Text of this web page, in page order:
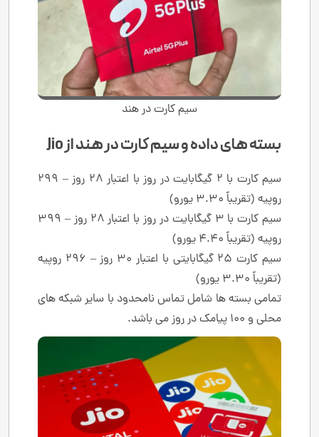
سیم کارت در هند
بسته های داده و سیم کارت در هند از Jio
سیم کارت با 2 گیگابایت در روز با اعتبار 28 روز – 299
روپیه (تقریباً 3.30 یورو)
سیم کارت با 3 گیگابایت در روز با اعتبار 28 روز – 399
روپیه (تقریباً 4.40 یورو)
سیم کارت 25 گیگابایتی با اعتبار 30 روز – 296 روپیه
(تقریباً 3.30 یورو)
تمامی بسته ها شامل تماس نامحدود با سایر شبکه های
محلی و 100 پیامک در روز می باشد.